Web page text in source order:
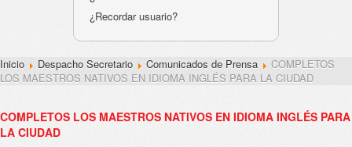
¿Recordar usuario?
Inicio Despacho Secretario Comunicados de Prensa
COMPLETOS
LOS MAESTROS NATIVOS EN IDIOMA INGLÉS PARA LA CIUDAD
COMPLETOS LOS MAESTROS NATIVOS EN IDIOMA INGLÉS PARA
LA CIUDAD